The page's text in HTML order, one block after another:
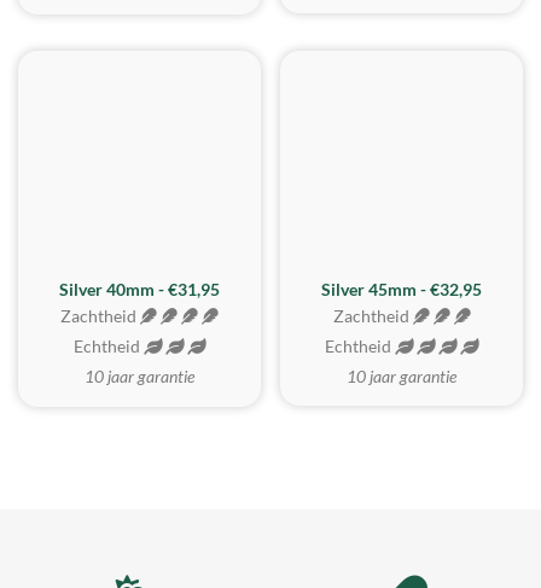
Silver 40mm - €31,95
Zachtheid
Echtheid
10 jaar garantie
MEEST GEKOZEN
Silver 45mm - €32,95
Zachtheid
Echtheid
10 jaar garantie